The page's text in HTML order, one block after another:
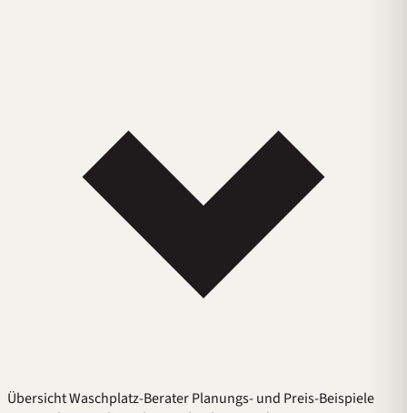
ÜbersichtWaschplatz-BeraterPlanungs- und Preis-Beispiele